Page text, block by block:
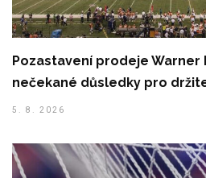
Pozastavení prodeje Warner
nečekané důsledky pro
5. 8. 2026